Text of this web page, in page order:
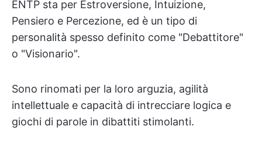
ENTP sta per Estroversione, Intuizione,
Pensiero e Percezione, ed è un tipo di
personalità spesso definito come "Debattitore"
o "Visionario".
Sono rinomati per la loro arguzia, agilità
intellettuale e capacità di intrecciare logica e
giochi di parole in dibattiti stimolanti.